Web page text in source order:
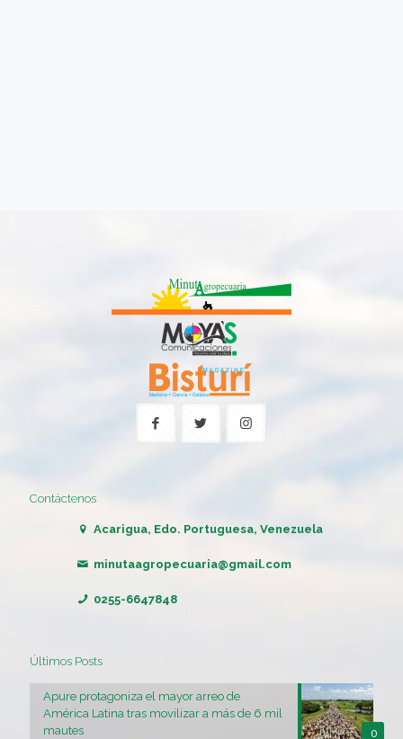
Contáctenos
Acarigua, Edo. Portuguesa, Venezuela
minutaagropecuaria@gmail.com
0255-6647848
Últimos Posts
0
Apure protagoniza el mayor arreo de
América Latina tras movilizar a más de 6 mil
mautes